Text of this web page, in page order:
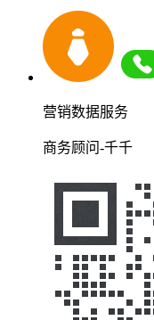
营销数据服务
商务顾问-千千